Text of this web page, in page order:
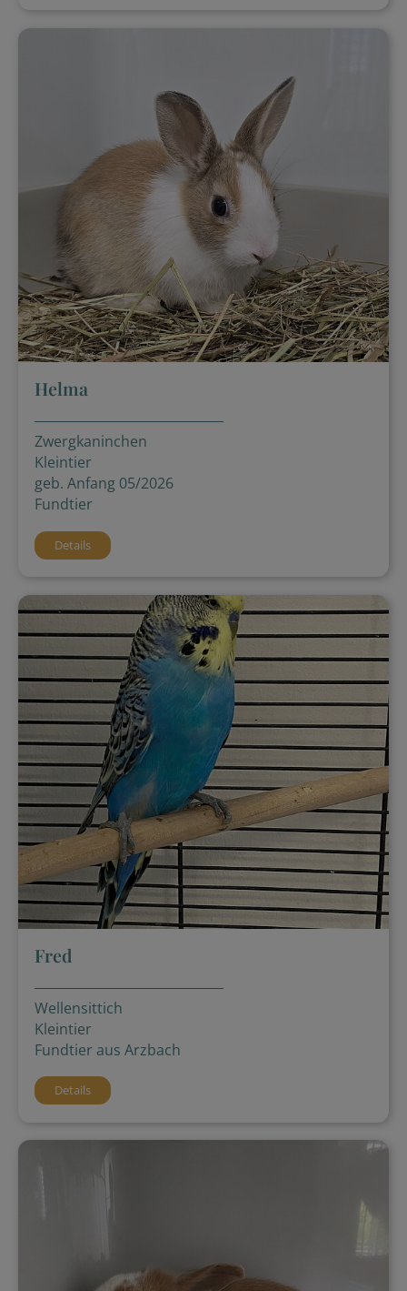
Helma
Zwergkaninchen
Kleintier
geb. Anfang 05/2026
Fundtier
Details
Fred
Wellensittich
Kleintier
Fundtier aus Arzbach
Details